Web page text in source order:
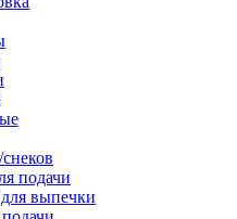
подачи
выпечки